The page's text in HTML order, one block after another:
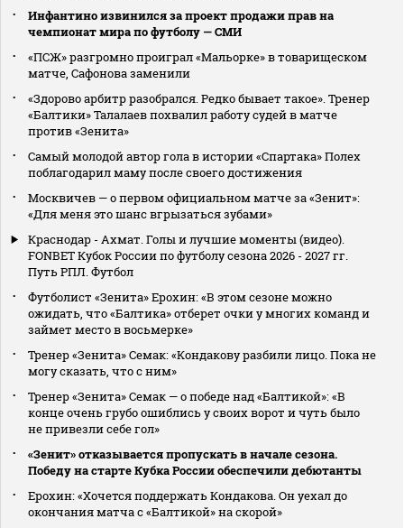
Инфантино извинился за проект продажи прав на
чемпионат мира по футболу — СМИ
«ПСЖ» разгромно проиграл «Мальорке» в товарищеском
матче, Сафонова заменили
«Здорово арбитр разобрался. Редко бывает такое». Тренер
«Балтики» Талалаев похвалил работу судей в матче
против «Зенита»
Самый молодой автор гола в истории «Спартака» Полех
поблагодарил маму после своего достижения
Москвичев — о первом официальном матче за «Зенит»:
«Для меня это шанс вгрызаться зубами»
Краснодар - Ахмат. Голы и лучшие моменты (видео).
FONBET Кубок России по футболу сезона 2026 - 2027 гг.
Путь РПЛ. Футбол
Футболист «Зенита» Ерохин: «В этом сезоне можно
ожидать, что «Балтика» отберет очки у многих команд и
займет место в восьмерке»
Тренер «Зенита» Семак: «Кондакову разбили лицо. Пока не
могу сказать, что с ним»
Тренер «Зенита» Семак — о победе над «Балтикой»: «В
конце очень грубо ошиблись у своих ворот и чуть было
не привезли себе гол»
«Зенит» отказывается пропускать в начале сезона.
Победу на старте Кубка России обеспечили дебютанты
Ерохин: «Хочется поддержать Кондакова. Он уехал до
окончания матча с «Балтикой» на скорой»